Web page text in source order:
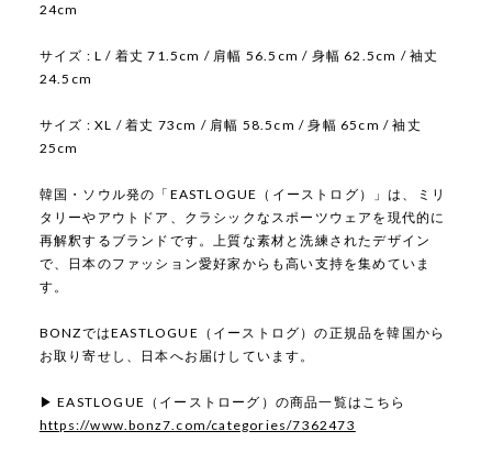
24cm
サイズ : L / 着丈 71.5cm / 肩幅 56.5cm / 身幅 62.5cm / 袖丈
24.5cm
サイズ : XL / 着丈 73cm / 肩幅 58.5cm / 身幅 65cm / 袖丈
25cm
韓国・ソウル発の「EASTLOGUE（イーストログ）」は、ミリ
タリーやアウトドア、クラシックなスポーツウェアを現代的に
再解釈するブランドです。上質な素材と洗練されたデザイン
で、日本のファッション愛好家からも高い支持を集めていま
す。
BONZではEASTLOGUE（イーストログ）の正規品を韓国から
お取り寄せし、日本へお届けしています。
▶ EASTLOGUE（イーストローグ）の商品一覧はこちら
https://www.bonz7.com/categories/7362473